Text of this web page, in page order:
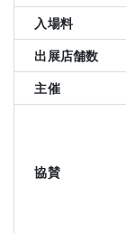
入場料
出展店舗数
主催
協賛